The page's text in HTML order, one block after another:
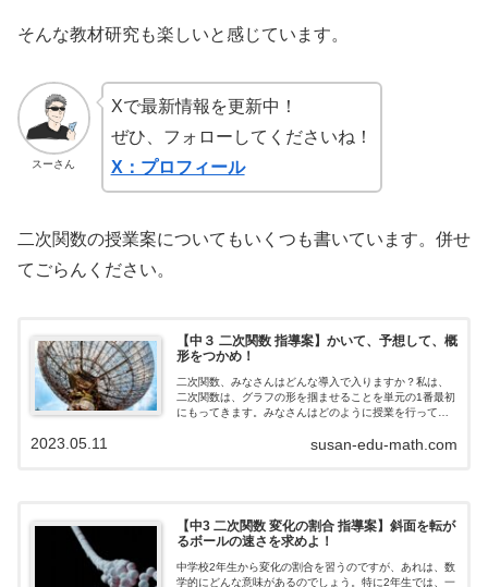
そんな教材研究も楽しいと感じています。
スーさん
Xで最新情報を更新中！
ぜひ、フォローしてくださいね！
X：プロフィール
二次関数の授業案についてもいくつも書いています。併せ
てごらんください。
【中３ 二次関数 指導案】かいて、予想して、概
形をつかめ！
二次関数、みなさんはどんな導入で入りますか？私は、
二次関数は、グラフの形を掴ませることを単元の1番最初
にもってきます。みなさんはどのように授業を行ってい
数は、いままでのグラフの学習とは大きく...
susan-edu-math.com
2023.05.11
【中3 二次関数 変化の割合 指導案】斜面を転が
るボールの速さを求めよ！
中学校2年生から変化の割合を習うのですが、あれは、数
学的にどんな意味があるのでしょう。特に2年生では、一